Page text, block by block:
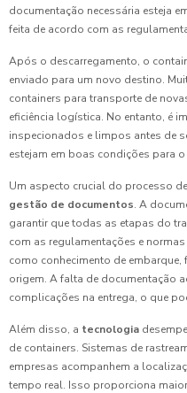
documentação necessária esteja
feita de acordo com as
Após o descarregamento, o
enviado para um novo destino.
containers para transporte de
eficiência logística. No entanto, é
inspecionados e limpos antes de
estejam em boas condições para
Um aspecto crucial do processo
gestão de documentos. A
garantir que todas as etapas do
com as regulamentações e
como conhecimento de
origem. A falta de documentação
complicações na entrega, o que
Além disso, a tecnologia
de containers. Sistemas de
empresas acompanhem a
tempo real. Isso proporciona